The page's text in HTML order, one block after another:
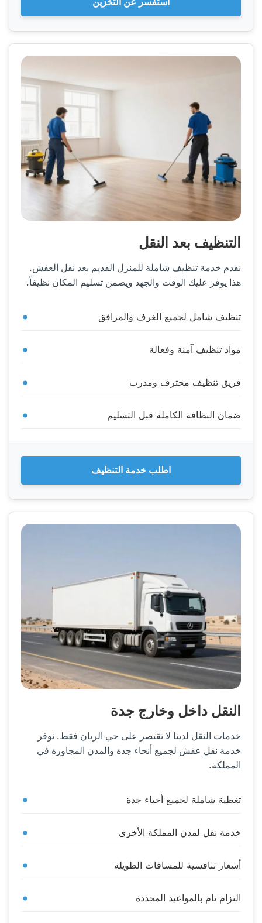
التنظيف بعد النقل
نقدم خدمة تنظيف شاملة للمنزل القديم بعد نقل العفش.
هذا يوفر عليك الوقت والجهد ويضمن تسليم المكان نظيفاً.
تنظيف شامل لجميع الغرف والمرافق
مواد تنظيف آمنة وفعالة
فريق تنظيف محترف ومدرب
ضمان النظافة الكاملة قبل التسليم
اطلب خدمة التنظيف
النقل داخل وخارج جدة
خدمات النقل لدينا لا تقتصر على حي الريان فقط. نوفر
خدمة نقل عفش لجميع أنحاء جدة والمدن المجاورة في
المملكة.
تغطية شاملة لجميع أحياء جدة
خدمة نقل لمدن المملكة الأخرى
أسعار تنافسية للمسافات الطويلة
التزام تام بالمواعيد المحددة